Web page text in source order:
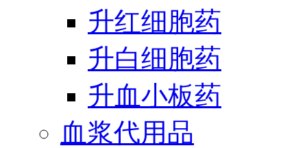
升红细胞药
升白细胞药
升血小板药
血浆代用品